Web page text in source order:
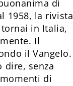
di
1958, la rivista
in Italia,
Il
il Vangelo.
dire, senza
di